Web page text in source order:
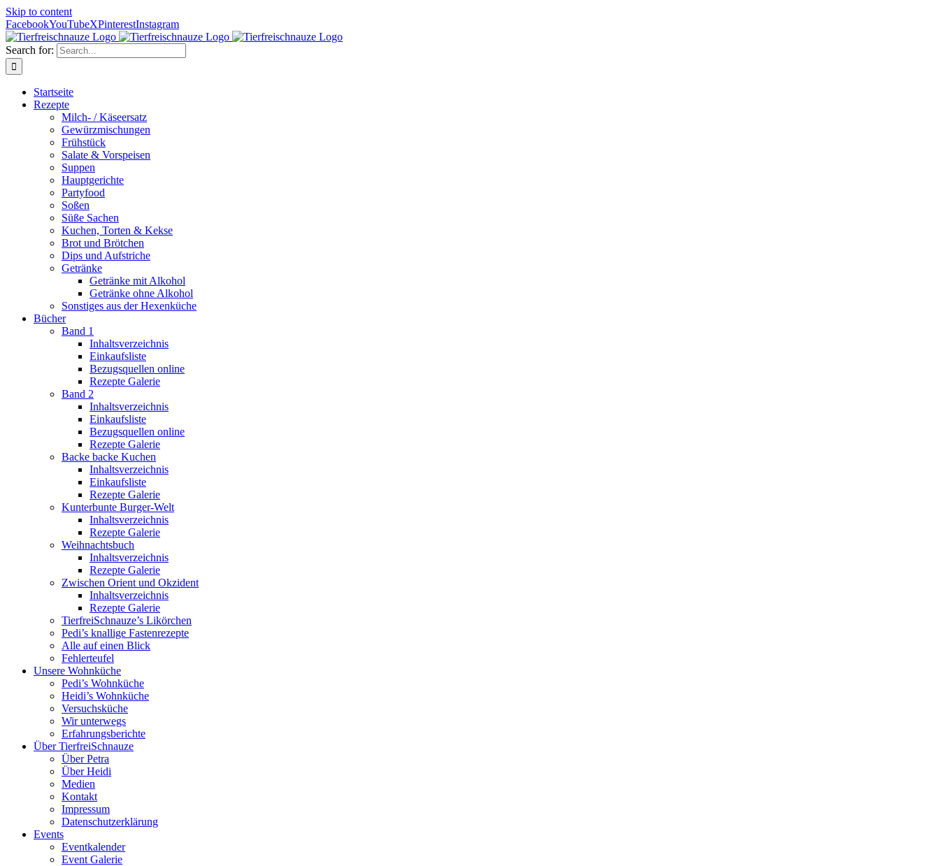
Skip to content
FacebookYouTubeXPinterestInstagram
Search for:
Startseite
Rezepte
Milch- / Käseersatz
Gewürzmischungen
Frühstück
Salate & Vorspeisen
Suppen
Hauptgerichte
Partyfood
Soßen
Süße Sachen
Kuchen, Torten & Kekse
Brot und Brötchen
Dips und Aufstriche
Getränke
Getränke mit Alkohol
Getränke ohne Alkohol
Sonstiges aus der Hexenküche
Bücher
Band 1
Inhaltsverzeichnis
Einkaufsliste
Bezugsquellen online
Rezepte Galerie
Band 2
Inhaltsverzeichnis
Einkaufsliste
Bezugsquellen online
Rezepte Galerie
Backe backe Kuchen
Inhaltsverzeichnis
Einkaufsliste
Rezepte Galerie
Kunterbunte Burger-Welt
Inhaltsverzeichnis
Rezepte Galerie
Weihnachtsbuch
Inhaltsverzeichnis
Rezepte Galerie
Zwischen Orient und Okzident
Inhaltsverzeichnis
Rezepte Galerie
TierfreiSchnauze’s Likörchen
Pedi’s knallige Fastenrezepte
Alle auf einen Blick
Fehlerteufel
Unsere Wohnküche
Pedi’s Wohnküche
Heidi’s Wohnküche
Versuchsküche
Wir unterwegs
Erfahrungsberichte
Über TierfreiSchnauze
Über Petra
Über Heidi
Medien
Kontakt
Impressum
Datenschutzerklärung
Events
Eventkalender
Event Galerie